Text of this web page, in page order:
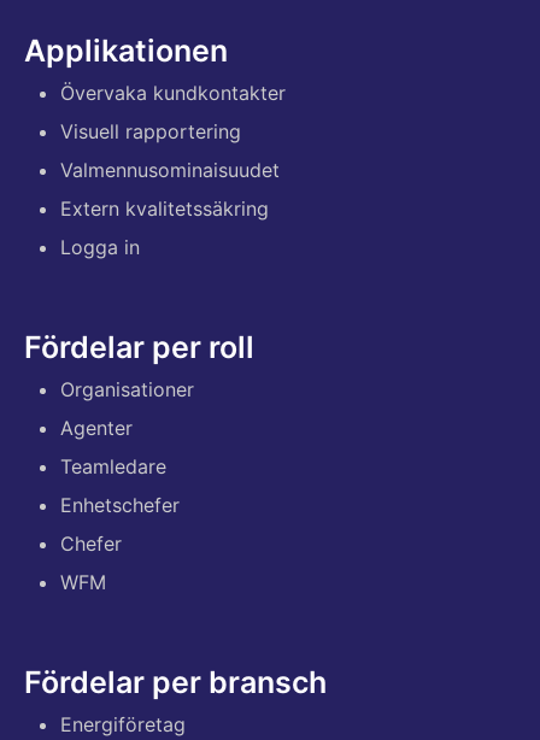
Applikationen
Övervaka kundkontakter
Visuell rapportering
Valmennusominaisuudet
Extern kvalitetssäkring
Logga in
Fördelar per roll
Organisationer
Agenter
Teamledare
Enhetschefer
Chefer
WFM
Fördelar per bransch
Energiföretag